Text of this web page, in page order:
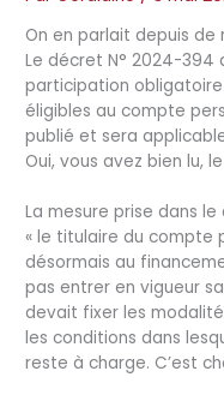
On en parlait depuis de
Le décret N° 2024-394
participation
éligibles au compte
publié et sera
Oui, vous avez bien lu,
La mesure prise dans
« le titulaire du compte
désormais au
pas entrer en vigueur
devait fixer les
les conditions dans
reste à charge. C’est